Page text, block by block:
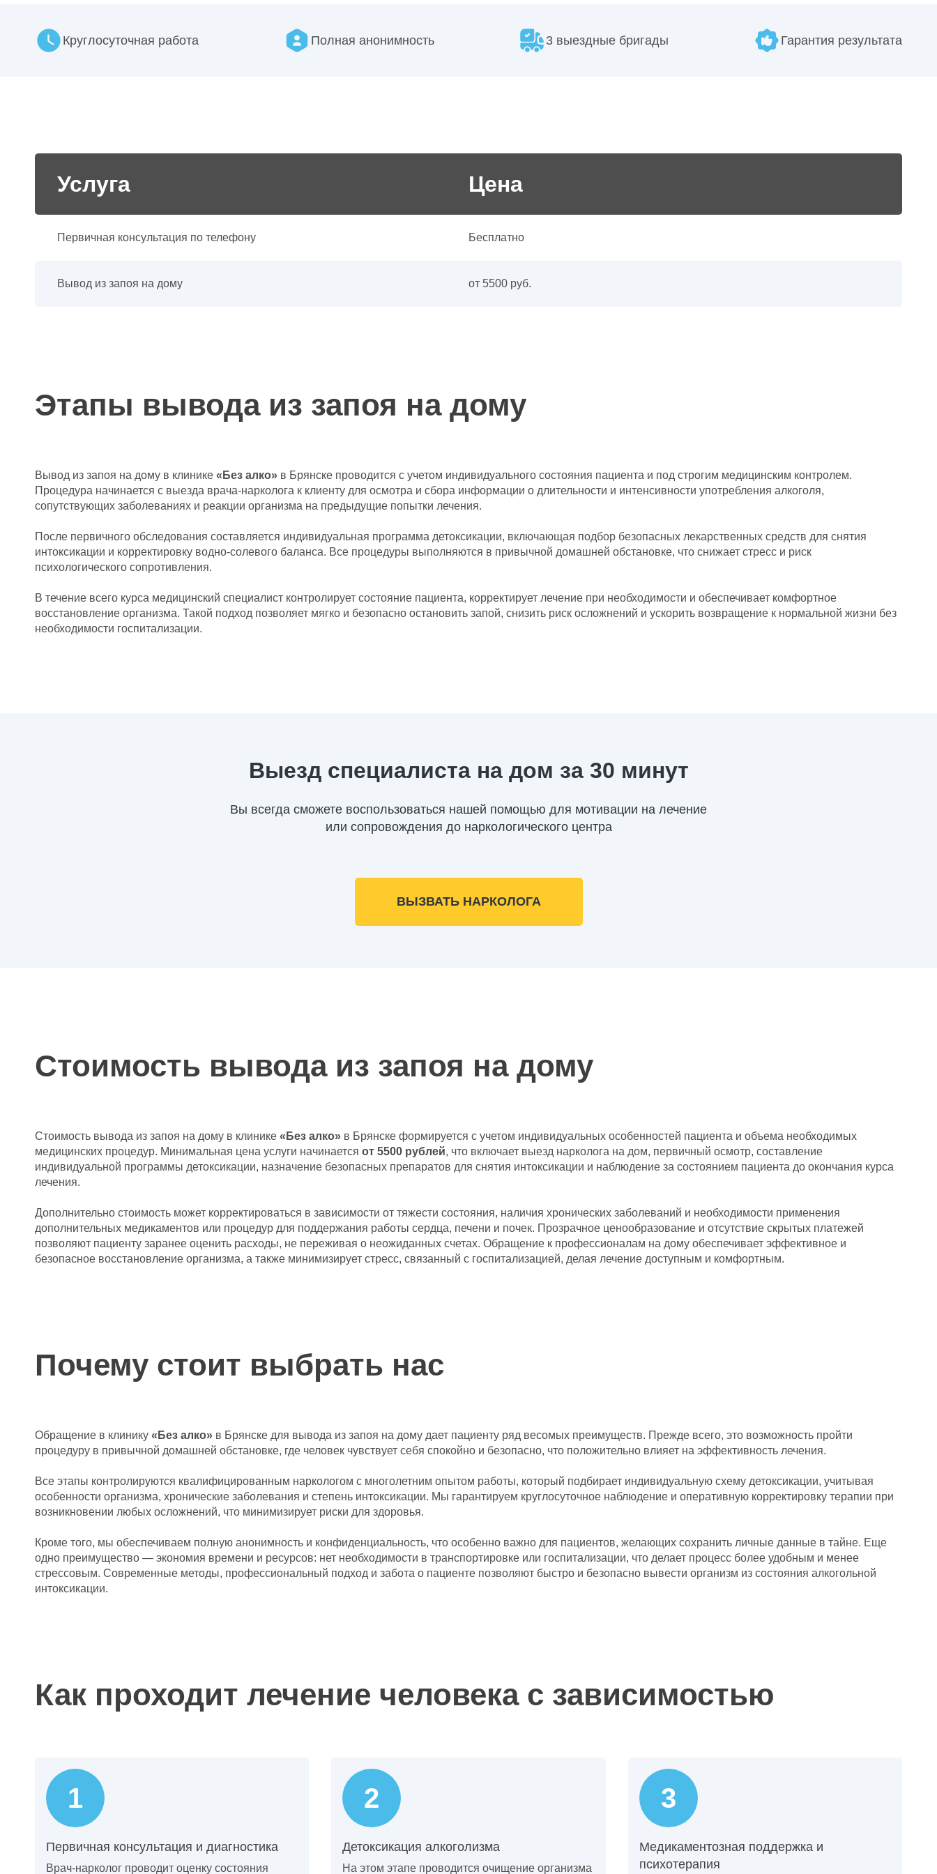
Круглосуточная работа Полная анонимность 3 выездные бригады Гарантия результата
Услуга Цена
Первичная консультация по телефону Бесплатно
Вывод из запоя на дому от 5500 руб.
Этапы вывода из запоя на дому
Вывод из запоя на дому в клинике «Без алко» в Брянске проводится с учетом индивидуального состояния пациента и под строгим медицинским контролем.
Процедура начинается с выезда врача-нарколога к клиенту для осмотра и сбора информации о длительности и интенсивности употребления алкоголя,
сопутствующих заболеваниях и реакции организма на предыдущие попытки лечения.
После первичного обследования составляется индивидуальная программа детоксикации, включающая подбор безопасных лекарственных средств для снятия
интоксикации и корректировку водно-солевого баланса. Все процедуры выполняются в привычной домашней обстановке, что снижает стресс и риск
психологического сопротивления.
В течение всего курса медицинский специалист контролирует состояние пациента, корректирует лечение при необходимости и обеспечивает комфортное
восстановление организма. Такой подход позволяет мягко и безопасно остановить запой, снизить риск осложнений и ускорить возвращение к нормальной жизни без
необходимости госпитализации.
Выезд специалиста на дом за 30 минут
Вы всегда сможете воспользоваться нашей помощью для мотивации на лечение
или сопровождения до наркологического центра
ВЫЗВАТЬ НАРКОЛОГА
Стоимость вывода из запоя на дому
Стоимость вывода из запоя на дому в клинике «Без алко» в Брянске формируется с учетом индивидуальных особенностей пациента и объема необходимых
медицинских процедур. Минимальная цена услуги начинается от 5500 рублей, что включает выезд нарколога на дом, первичный осмотр, составление
индивидуальной программы детоксикации, назначение безопасных препаратов для снятия интоксикации и наблюдение за состоянием пациента до окончания курса
лечения.
Дополнительно стоимость может корректироваться в зависимости от тяжести состояния, наличия хронических заболеваний и необходимости применения
дополнительных медикаментов или процедур для поддержания работы сердца, печени и почек. Прозрачное ценообразование и отсутствие скрытых платежей
позволяют пациенту заранее оценить расходы, не переживая о неожиданных счетах. Обращение к профессионалам на дому обеспечивает эффективное и
безопасное восстановление организма, а также минимизирует стресс, связанный с госпитализацией, делая лечение доступным и комфортным.
Почему стоит выбрать нас
Обращение в клинику «Без алко» в Брянске для вывода из запоя на дому дает пациенту ряд весомых преимуществ. Прежде всего, это возможность пройти
процедуру в привычной домашней обстановке, где человек чувствует себя спокойно и безопасно, что положительно влияет на эффективность лечения.
Все этапы контролируются квалифицированным наркологом с многолетним опытом работы, который подбирает индивидуальную схему детоксикации, учитывая
особенности организма, хронические заболевания и степень интоксикации. Мы гарантируем круглосуточное наблюдение и оперативную корректировку терапии при
возникновении любых осложнений, что минимизирует риски для здоровья.
Кроме того, мы обеспечиваем полную анонимность и конфиденциальность, что особенно важно для пациентов, желающих сохранить личные данные в тайне. Еще
одно преимущество — экономия времени и ресурсов: нет необходимости в транспортировке или госпитализации, что делает процесс более удобным и менее
стрессовым. Современные методы, профессиональный подход и забота о пациенте позволяют быстро и безопасно вывести организм из состояния алкогольной
интоксикации.
Как проходит лечение человека с зависимостью
Первичная консультация и диагностика
Врач-нарколог проводит оценку состояния
Детоксикация алкоголизма
На этом этапе проводится очищение организма
Медикаментозная поддержка и
психотерапия